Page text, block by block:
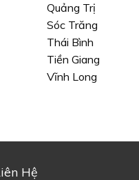
Quảng Trị
Sóc Trăng
Thái Bình
Tiền Giang
Vĩnh Long
Hệ